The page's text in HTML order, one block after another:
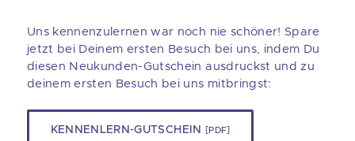
Uns kennenzulernen war noch nie schöner! Spare
jetzt bei Deinem ersten Besuch bei uns, indem Du
diesen Neukunden-Gutschein ausdruckst und zu
deinem ersten Besuch bei uns mitbringst:
KENNENLERN-GUTSCHEIN [PDF]